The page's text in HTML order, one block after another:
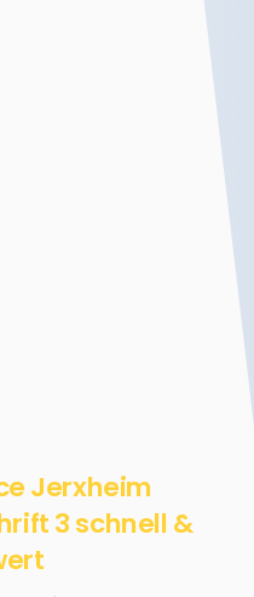
Jerxheim
3 schnell &